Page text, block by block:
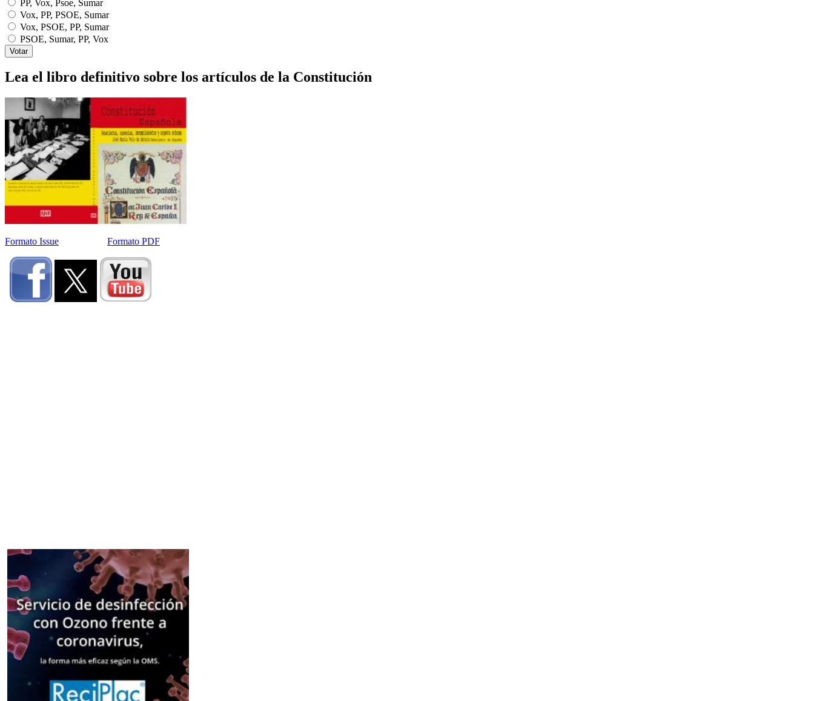
PP, Vox, Psoe, Sumar
Vox, PP, PSOE, Sumar
Vox, PSOE, PP, Sumar
PSOE, Sumar, PP, Vox
Lea el libro definitivo sobre los artículos de la Constitución
Formato Issue Formato PDF